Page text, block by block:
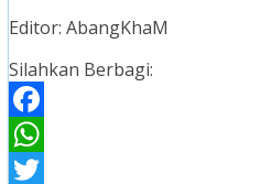
Editor: AbangKhaM
Silahkan Berbagi:
Facebook
WhatsApp